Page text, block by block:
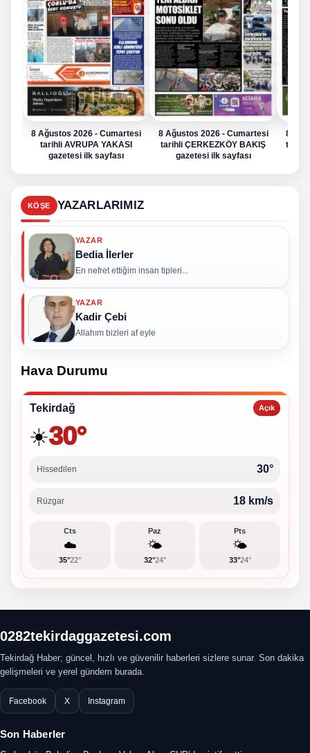
8 Ağustos 2026 - Cumartesi
tarihli AVRUPA YAKASI
gazetesi ilk sayfası
8 Ağustos 2026 - Cumartesi
tarihli ÇERKEZKÖY BAKIŞ
gazetesi ilk sayfası
8
tarihli
KÖŞE YAZARLARIMIZ
YAZAR
Bedia İlerler
En nefret ettiğim insan tipleri...
YAZAR
Kadir Çebi
Allahım bizleri af eyle
Hava Durumu
Tekirdağ Açık
☀️30°
Hissedilen 30°
Rüzgar 18 km/s
Cts
☁️
35°22°
Paz
🌤️
32°24°
Pts
🌤️
33°24°
0282tekirdaggazetesi.com
Tekirdağ Haber; güncel, hızlı ve güvenilir haberleri sizlere sunar. Son dakika
gelişmeleri ve yerel gündem burada.
Facebook X Instagram
Son Haberler